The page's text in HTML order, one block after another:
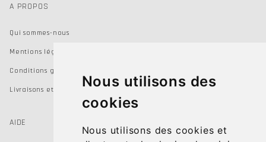
Nous utilisons des
cookies
Nous utilisons des cookies et
A PROPOS
Qui sommes-nous
Mentions légales
Conditions générales de vente
Livraisons et Retours
AIDE